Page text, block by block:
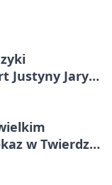
Justyny Jary i
w Twierdzy